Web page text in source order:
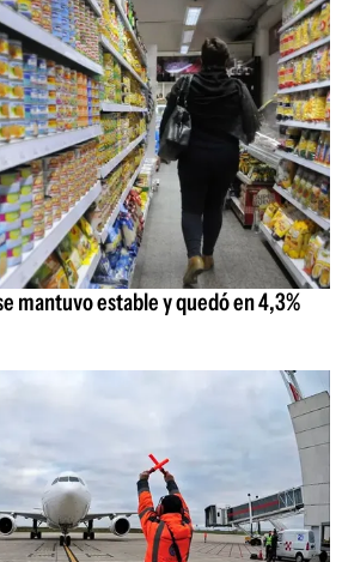
mantuvo estable y quedó en 4,3%